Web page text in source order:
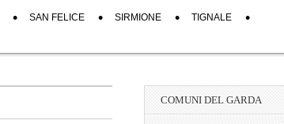
SAN FELICE SIRMIONE TIGNALE
COMUNI DEL GARDA